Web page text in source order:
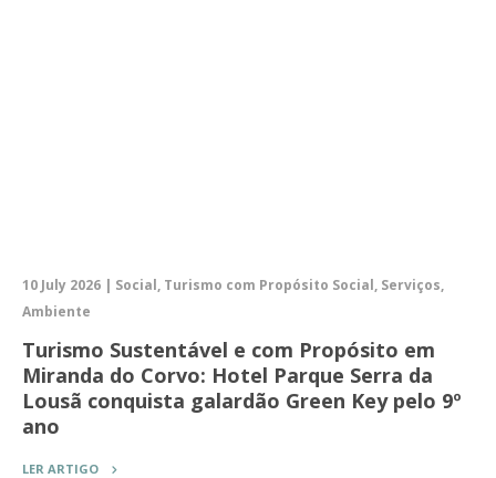
10 July 2026 | Social, Turismo com Propósito Social, Serviços,
Ambiente
Turismo Sustentável e com Propósito em
Miranda do Corvo: Hotel Parque Serra da
Lousã conquista galardão Green Key pelo 9º
ano
LER ARTIGO